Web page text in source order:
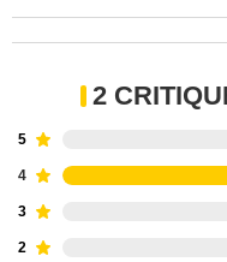
2
5
4
3
2